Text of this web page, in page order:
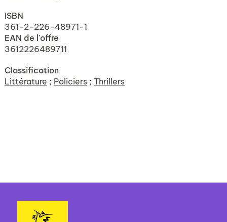
ISBN
361-2-226-48971-1
EAN de l'offre
3612226489711
Classification
Littérature ; Policiers ; Thrillers